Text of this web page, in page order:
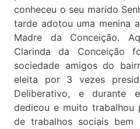
conheceu o seu marido
tarde adotou uma menina
Madre da Conceição.
Clarinda da Conceição
sociedade amigos do
eleita por 3 vezes
Deliberativo, e durante
dedicou e muito trabalhou
de trabalhos sociais